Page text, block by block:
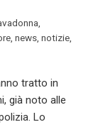
news notizie
tratto in
già noto alle
Lo